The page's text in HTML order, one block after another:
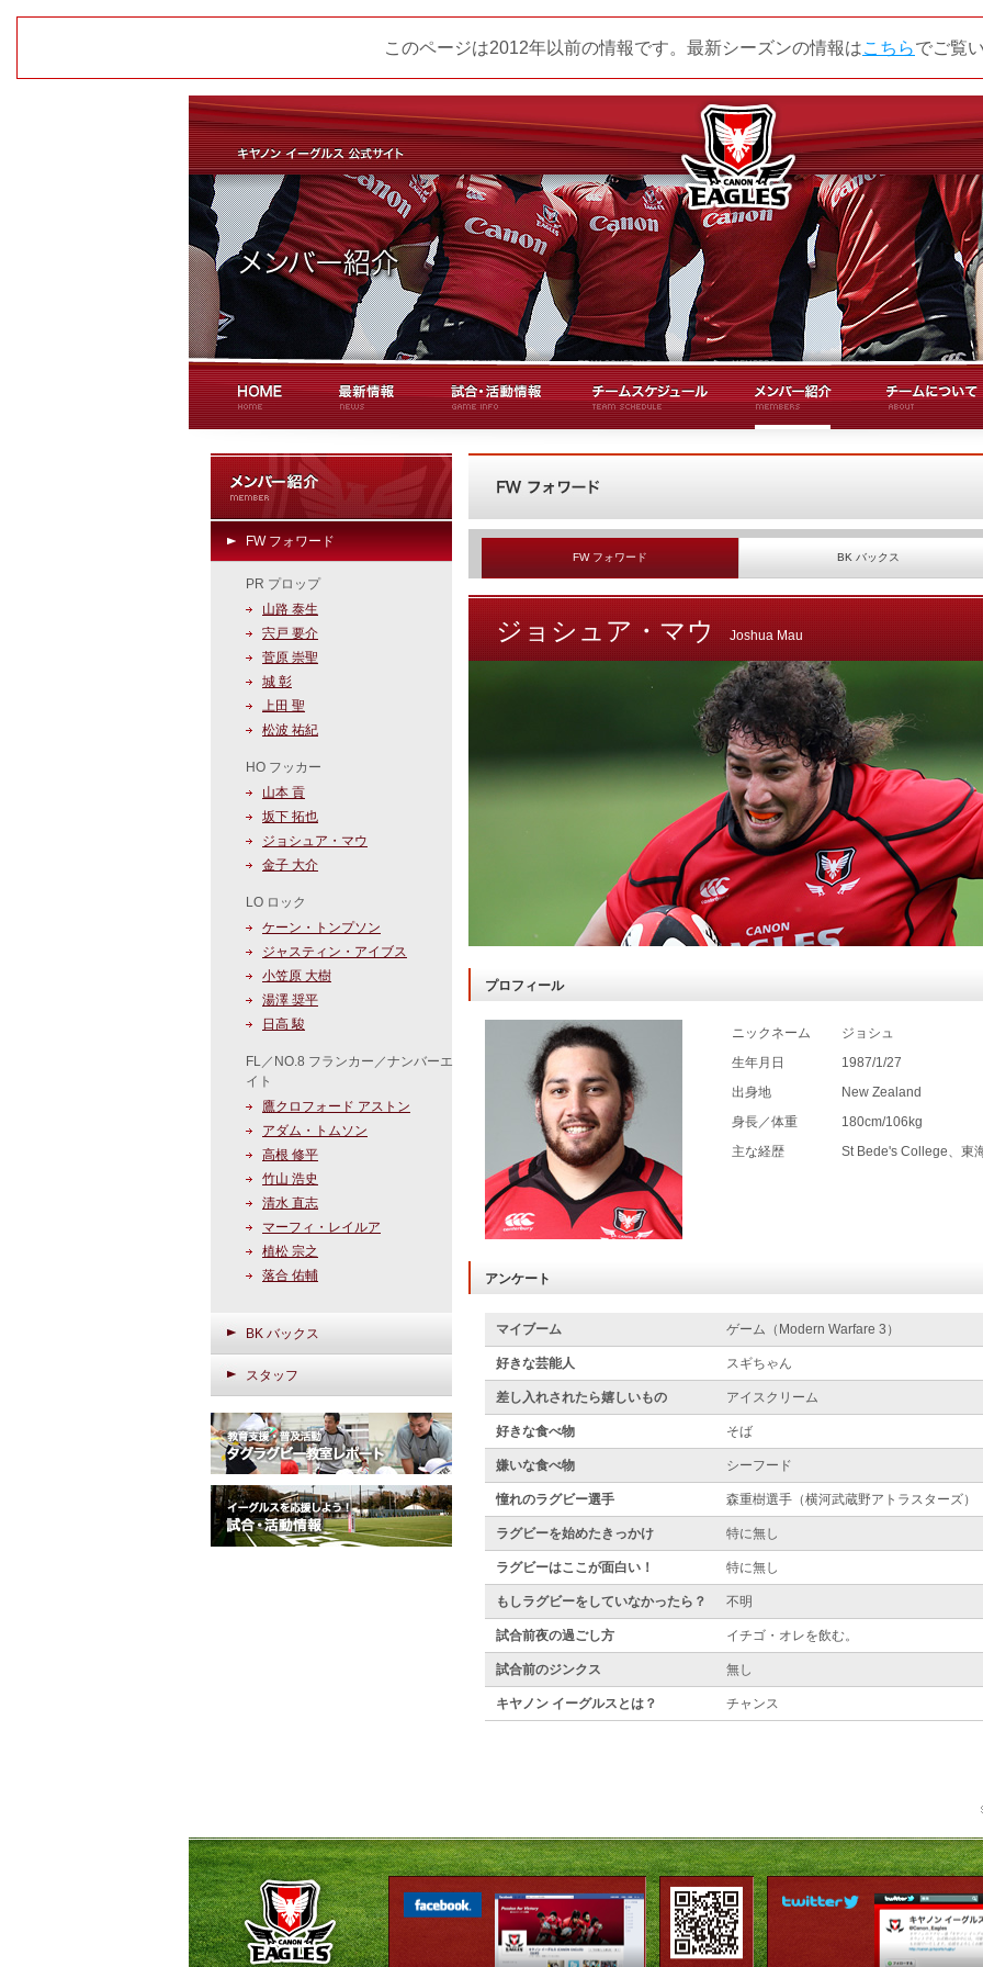
このページは2012年以前の情報です。最新シーズンの情報はこちらでご覧
FW フォワード
PR プロップ
山路 泰生
宍戸 要介
菅原 崇聖
城 彰
上田 聖
松波 祐紀
HO フッカー
山本 貢
坂下 拓也
ジョシュア・マウ
金子 大介
LO ロック
ケーン・トンプソン
ジャスティン・アイブス
小笠原 大樹
湯澤 奨平
日高 駿
FL／NO.8 フランカー／ナンバーエ
イト
鷹クロフォード アストン
アダム・トムソン
高根 修平
竹山 浩史
清水 直志
マーフィ・レイルア
植松 宗之
落合 佑輔
BK バックス
スタッフ
FW フォワード BK バックス
ジョシュア・マウ Joshua Mau
プロフィール
ニックネーム
ジョシュ
生年月日
1987/1/27
出身地
New Zealand
身長／体重
180cm/106kg
主な経歴
St Bede's College、東
アンケート
マイブーム ゲーム（Modern Warfare 3）
好きな芸能人 スギちゃん
差し入れされたら嬉しいもの アイスクリーム
好きな食べ物 そば
嫌いな食べ物 シーフード
憧れのラグビー選手 森重樹選手（横河武蔵野アトラスターズ）
ラグビーを始めたきっかけ 特に無し
ラグビーはここが面白い！ 特に無し
もしラグビーをしていなかったら？ 不明
試合前夜の過ごし方 イチゴ・オレを飲む。
試合前のジンクス 無し
キヤノン イーグルスとは？ チャンス